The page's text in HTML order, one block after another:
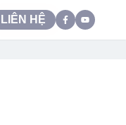
LIÊN HỆ